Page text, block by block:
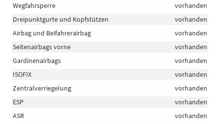
Wegfahrsperre
vorhanden
Dreipunktgurte und Kopfstützen
vorhanden
Airbag und Beifahrerairbag
vorhanden
Seitenairbags vorne
vorhanden
Gardinenairbags
vorhanden
ISOFIX
vorhanden
Zentralverriegelung
vorhanden
ESP
vorhanden
ASR
vorhanden